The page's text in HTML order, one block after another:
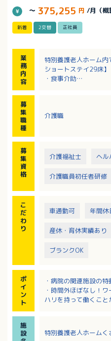
～ 375,255 円 /月（概
新着 2交替 正社員
業
務
内
容
特別養護老人ホーム
ショートステイ29床】
・食事介助
募
集
職
種
介護職
募
集
資
格
介護福祉士 ヘル
介護職員初任者研修
こ
だ
わ
り
車通勤可 年間
産休・育休実績あり
ブランクOK
ポ
イ
ン
ト
・病院の関連施設の特
・時間外ほぼなし！
ハリを持って働くこと
・育児に伴う出勤日
供の病気等の急な休み
施
設
特別養護老人ホームく